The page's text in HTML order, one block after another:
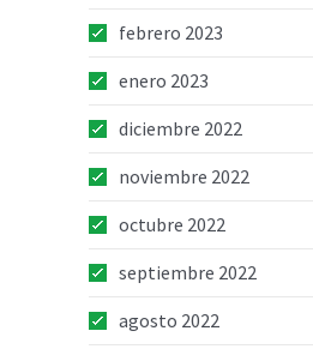
febrero 2023
enero 2023
diciembre 2022
noviembre 2022
octubre 2022
septiembre 2022
agosto 2022